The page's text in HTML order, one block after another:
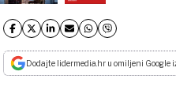
Dodajte lidermedia.hr u omiljeni Google